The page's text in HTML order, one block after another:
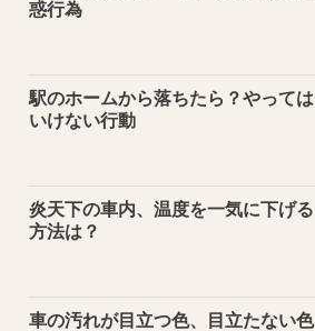
惑行為
駅のホームから落ちたら？やっては
いけない行動
炎天下の車内、温度を一気に下げる
方法は？
車の汚れが目立つ色、目立たない色